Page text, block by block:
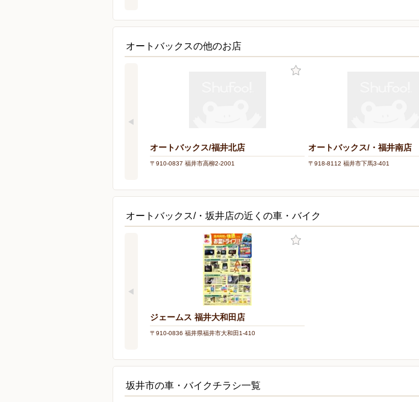
オートバックスの他のお店
オートバックス/福井北店
〒910-0837 福井市高柳2-2001
オートバックス/・福井南店
〒918-8112 福井市下馬3-401
オートバックス/・坂井店の近くの車・バイク
ジェームス 福井大和田店
〒910-0836 福井県福井市大和田1-410
坂井市の車・バイクチラシ一覧